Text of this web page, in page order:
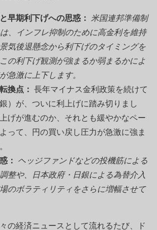
早期利下げへの思惑：
米国連邦準備制
、インフレ抑制のために高金利を維持
気後退懸念から利下げのタイミングを
の利下げ観測が強まるか弱まるかによ
急激に上下します。
換点：
長年マイナス金利政策を続けて
）が、ついに利上げに踏み切りまし
げが進むのか、それとも緩やかなペー
って、円の買い戻し圧力が急激に強ま
：
ヘッジファンドなどの投機筋による
整や、日本政府・日銀による為替介入
のボラティリティをさらに増幅させて
の経済ニュースとして流れるたび、ド